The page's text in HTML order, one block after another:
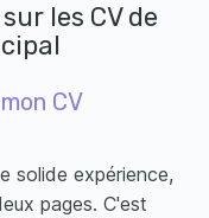
les CV de
CV
solide expérience,
pages. C'est